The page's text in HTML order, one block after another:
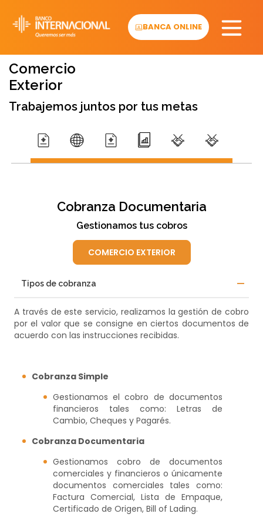
content
BANCA ONLINE
Comercio
Exterior
Trabajemos juntos por tus metas
Cobranza Documentaria
Gestionamos tus cobros
COMERCIO EXTERIOR
Tipos de cobranza
A través de este servicio, realizamos la gestión de cobro
por el valor que se consigne en ciertos documentos de
acuerdo con las instrucciones recibidas.
Cobranza Simple
Gestionamos el cobro de documentos
financieros tales como: Letras de
Cambio, Cheques y Pagarés.
Cobranza Documentaria
Gestionamos cobro de documentos
comerciales y financieros o únicamente
documentos comerciales tales como:
Factura Comercial, Lista de Empaque,
Certificado de Origen, Bill of Lading.